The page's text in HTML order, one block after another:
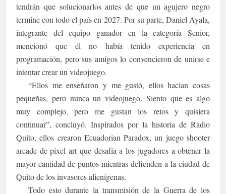
tendrán que solucionarlos antes de que un agujero negro
termine con todo el país en 2027. Por su parte, Daniel Ayala,
integrante del equipo ganador en la categoría Senior,
mencionó que él no había tenido experiencia en
programación, pero sus amigos lo convencieron de unirse e
intentar crear un videojuego.
“Ellos me enseñaron y me gustó, ellos hacían cosas
pequeñas, pero nunca un videojuego. Siento que es algo
muy complejo, pero me gustan los retos y quisiera
continuar”, concluyó. Inspirados por la historia de Radio
Quito, ellos crearon Ecuadorian Paradox, un juego shooter
arcade de pixel art que desafía a los jugadores a obtener la
mayor cantidad de puntos mientras defienden a la ciudad de
Quito de los invasores alienígenas.
Todo esto durante la transmisión de la Guerra de los